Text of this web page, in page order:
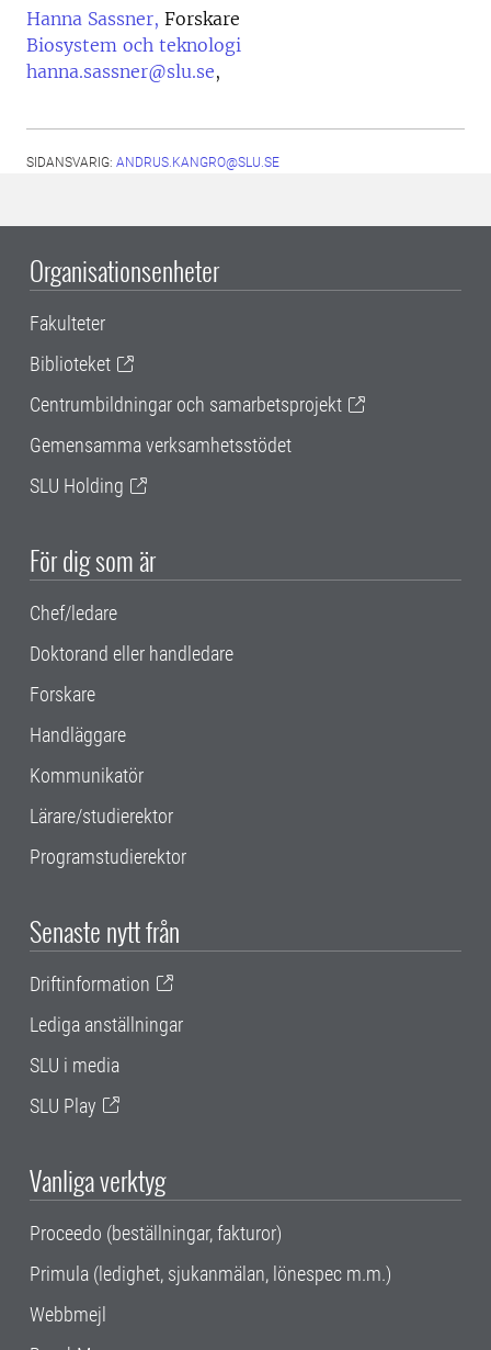
Hanna Sassner, Forskare
Biosystem och teknologi
hanna.sassner@slu.se,
SIDANSVARIG: ANDRUS.KANGRO@SLU.SE
Organisationsenheter
Fakulteter
Biblioteket
Centrumbildningar och samarbetsprojekt
Gemensamma verksamhetsstödet
SLU Holding
För dig som är
Chef/ledare
Doktorand eller handledare
Forskare
Handläggare
Kommunikatör
Lärare/studierektor
Programstudierektor
Senaste nytt från
Driftinformation
Lediga anställningar
SLU i media
SLU Play
Vanliga verktyg
Proceedo (beställningar, fakturor)
Primula (ledighet, sjukanmälan, lönespec m.m.)
Webbmejl